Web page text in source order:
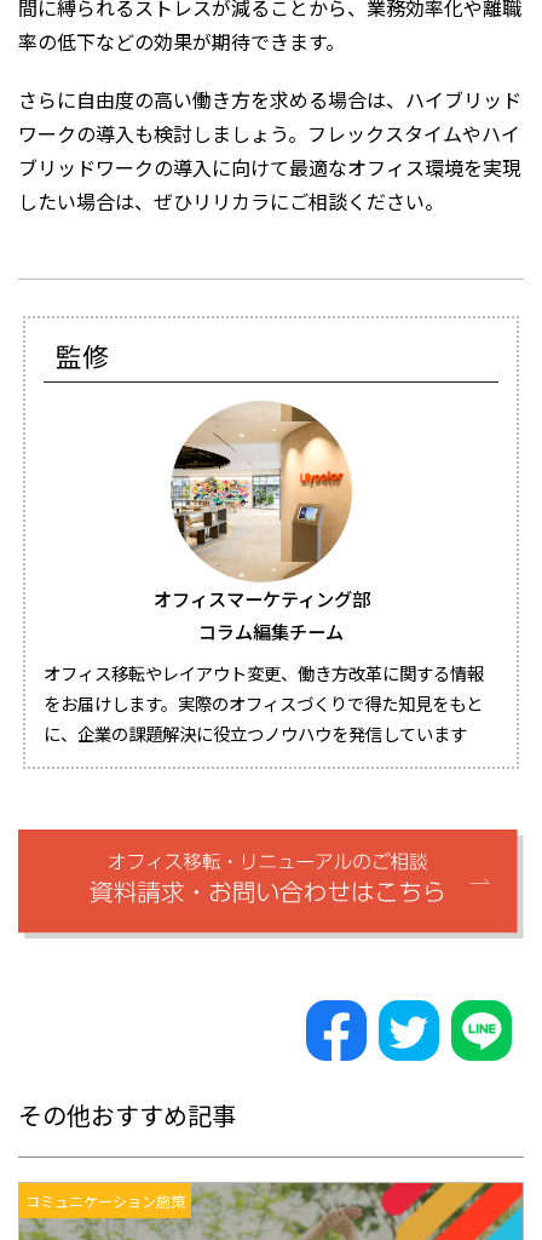
間に縛られるストレスが減ることから、業務効率化や離職
率の低下などの効果が期待できます。
さらに自由度の高い働き方を求める場合は、ハイブリッド
ワークの導入も検討しましょう。フレックスタイムやハイ
ブリッドワークの導入に向けて最適なオフィス環境を実現
したい場合は、ぜひリリカラにご相談ください。
監修
オフィスマーケティング部
コラム編集チーム
オフィス移転やレイアウト変更、働き方改革に関する情報
をお届けします。実際のオフィスづくりで得た知見をもと
に、企業の課題解決に役立つノウハウを発信しています
その他おすすめ記事
コミュニケーション施策